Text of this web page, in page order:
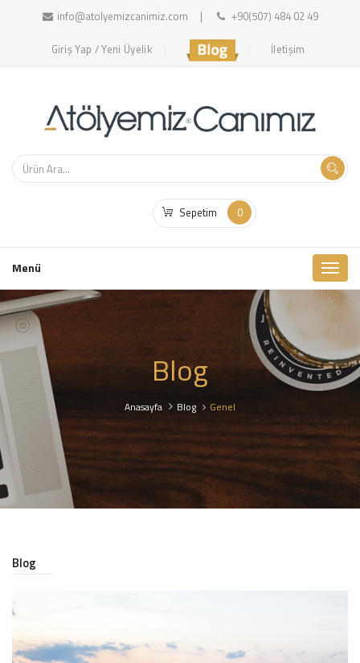
info@atolyemizcanimiz.com +90(507) 484 02 49
Giriş Yap / Yeni Üyelik İletişim
Sepetim 0
Menü Toggle
Blog
Anasayfa Blog Genel
Blog